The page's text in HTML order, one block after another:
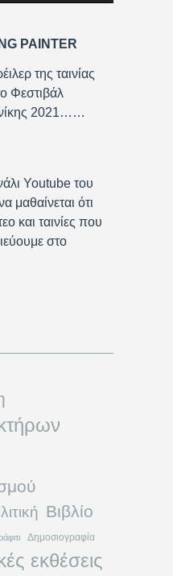
PAINTER
της ταινίας
Φεστιβάλ
2021……
Youtube του
μαθαίνεται ότι
και ταινίες που
στο
Βιβλίο
Δημοσιογραφία
εκθέσεις